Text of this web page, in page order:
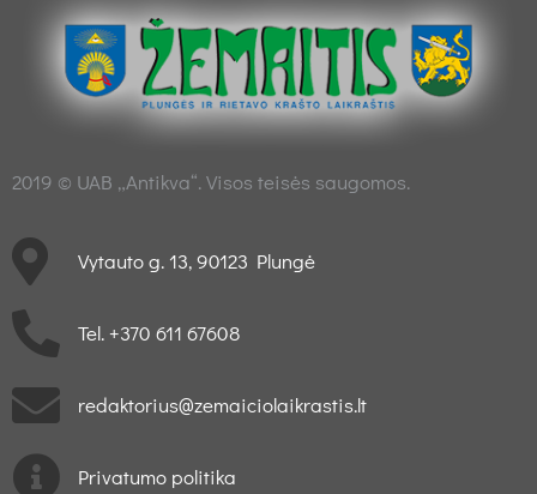
2019 © UAB „Antikva“. Visos teisės saugomos.
Vytauto g. 13, 90123 Plungė
Tel. +370 611 67608
redaktorius@zemaiciolaikrastis.lt
Privatumo politika